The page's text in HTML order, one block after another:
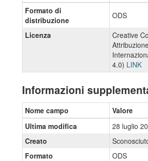
Formato di
distribuzione
ODS
Licenza
Creative
4.0) LINK
Informazioni
Nome campo
Valore
Ultima modifica
28 luglio
Creato
Formato
ODS